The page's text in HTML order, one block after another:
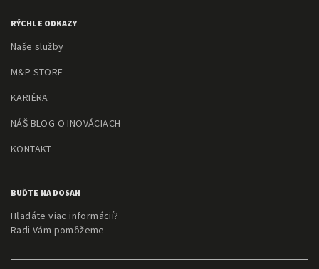
RÝCHLE ODKAZY
Naše služby
M&P STORE
KARIÉRA
NÁŠ BLOG O INOVÁCIACH
KONTAKT
BUĎTE NA DOSAH
Hľadáte viac informácií?
Radi Vám pomôžeme